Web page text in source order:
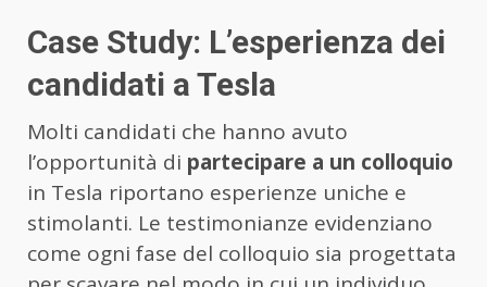
Case Study: L’esperienza dei
candidati a Tesla
Molti candidati che hanno avuto
l’opportunità di partecipare a un colloquio
in Tesla riportano esperienze uniche e
stimolanti. Le testimonianze evidenziano
come ogni fase del colloquio sia progettata